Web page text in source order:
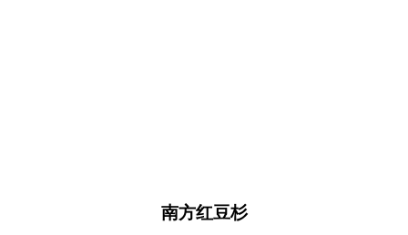
南方红豆杉